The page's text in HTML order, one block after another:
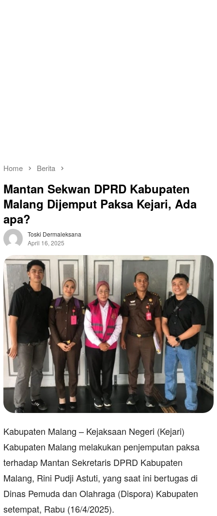
Home Berita
Mantan Sekwan DPRD Kabupaten
Malang Dijemput Paksa Kejari, Ada
apa?
Toski Dermaleksana
April 16, 2025
Kabupaten Malang – Kejaksaan Negeri (Kejari)
Kabupaten Malang melakukan penjemputan paksa
terhadap Mantan Sekretaris DPRD Kabupaten
Malang, Rini Pudji Astuti, yang saat ini bertugas di
Dinas Pemuda dan Olahraga (Dispora) Kabupaten
setempat, Rabu (16/4/2025).